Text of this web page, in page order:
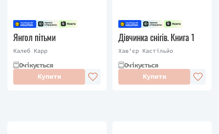
Янгол пітьми
Калеб Карр
Очікується
Купити
Дівчинка снігів. Книга 1
Хав’єр Кастільйо
Очікується
Купити